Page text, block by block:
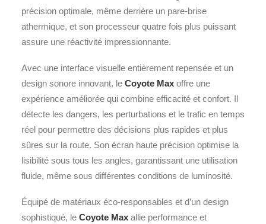
précision optimale, même derrière un pare-brise
athermique, et son processeur quatre fois plus puissant
assure une réactivité impressionnante.
Avec une interface visuelle entièrement repensée et un
design sonore innovant, le Coyote Max offre une
expérience améliorée qui combine efficacité et confort. Il
détecte les dangers, les perturbations et le trafic en temps
réel pour permettre des décisions plus rapides et plus
sûres sur la route. Son écran haute précision optimise la
lisibilité sous tous les angles, garantissant une utilisation
fluide, même sous différentes conditions de luminosité.
Équipé de matériaux éco-responsables et d’un design
sophistiqué, le Coyote Max allie performance et